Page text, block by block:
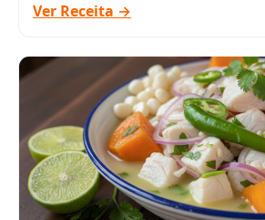
Ver Receita →